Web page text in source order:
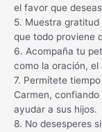
el favor que
5. Muestra
que todo proviene
6. Acompaña tu
como la oración, el
7. Permítete
Carmen,
ayudar a sus hijos.
8. No desesperes